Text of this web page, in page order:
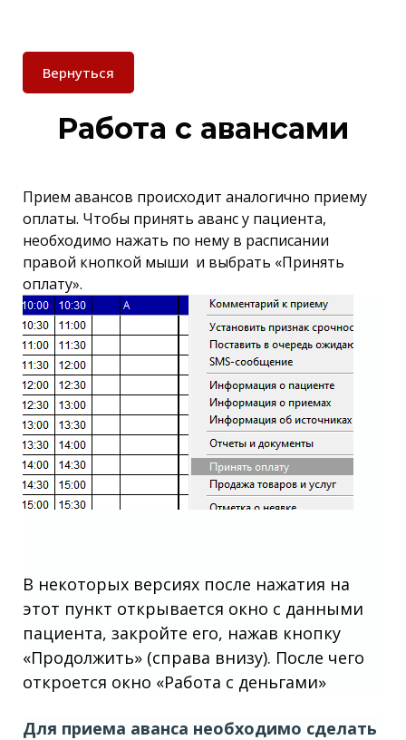
Вернуться
Работа с авансами
Прием авансов происходит аналогично приему
оплаты. Чтобы принять аванс у пациента,
необходимо нажать по нему в расписании
правой кнопкой мыши и выбрать «Принять
оплату».
В некоторых версиях после нажатия на
этот пункт открывается окно с данными
пациента, закройте его, нажав кнопку
«Продолжить» (справа внизу). После чего
откроется окно «Работа с деньгами»
Для приема аванса необходимо сделать